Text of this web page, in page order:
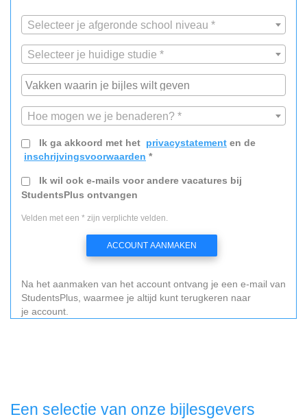
Selecteer je afgeronde school niveau *
Selecteer je huidige studie *
Hoe mogen we je benaderen? *
Ik ga akkoord met het privacystatement en de
inschrijvingsvoorwaarden *
Ik wil ook e-mails voor andere vacatures bij
StudentsPlus ontvangen
Velden met een * zijn verplichte velden.
ACCOUNT AANMAKEN
Na het aanmaken van het account ontvang je een e-mail van
StudentsPlus, waarmee je altijd kunt terugkeren naar
je account.
Een selectie van onze bijlesgevers